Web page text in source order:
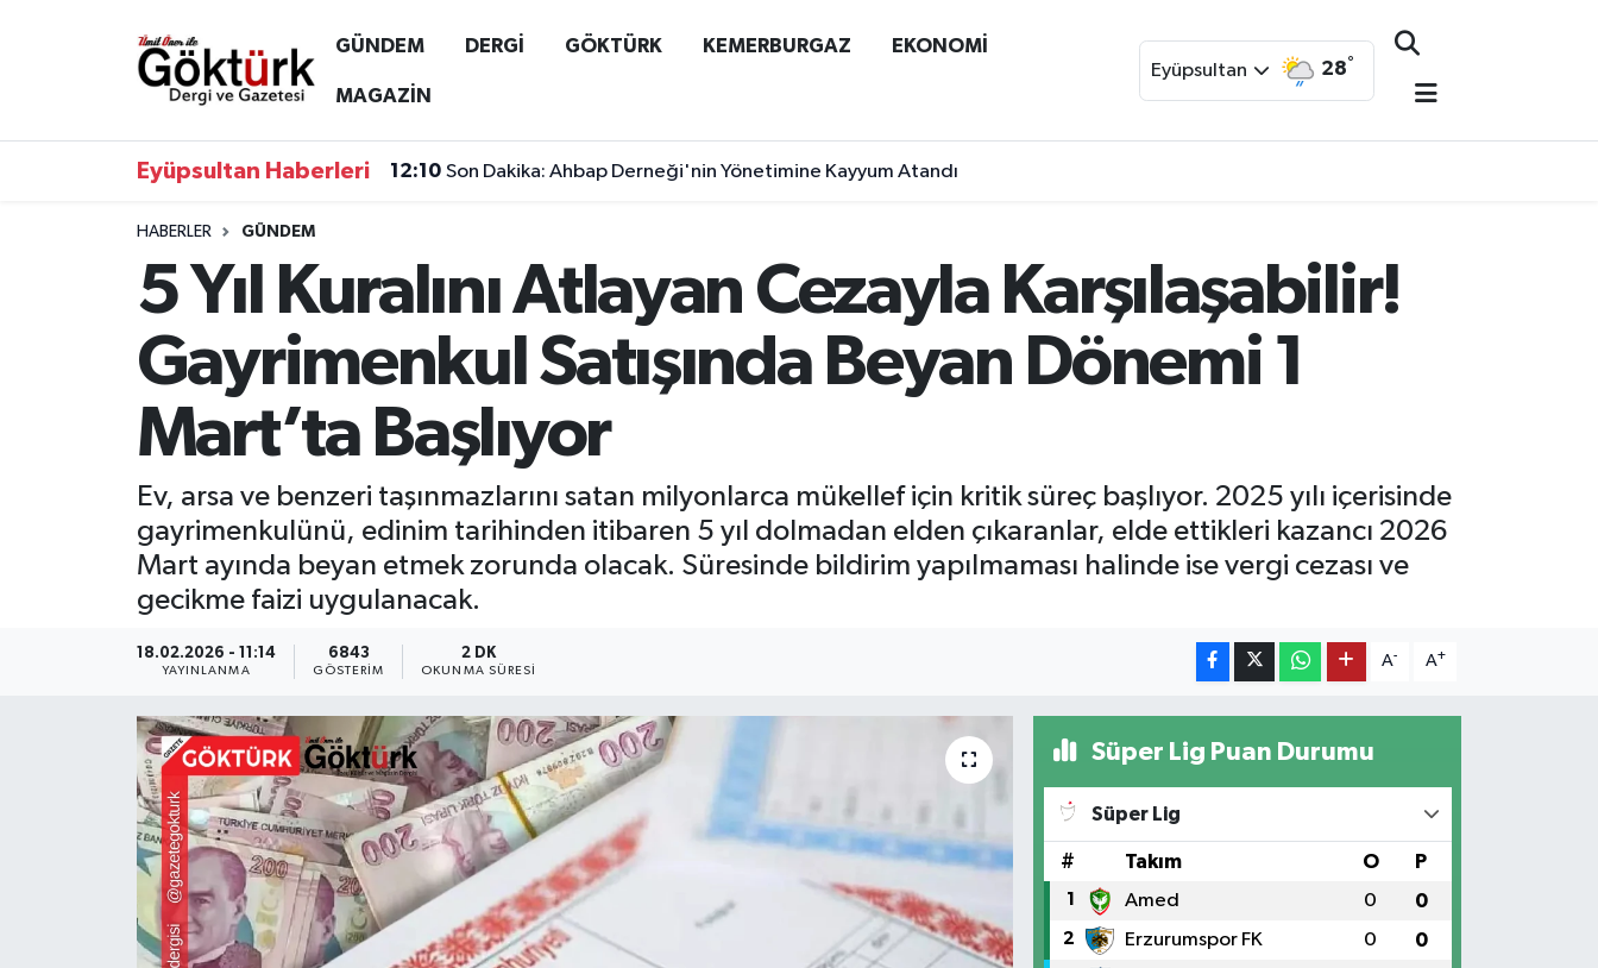
GÜNDEM DERGİ GÖKTÜRK KEMERBURGAZ EKONOMİ
MAGAZİN
Eyüpsultan 28°
Eyüpsultan Haberleri 12:10 Son Dakika: Ahbap Derneği'nin Yönetimine Kayyum Atandı
HABERLER GÜNDEM
5 Yıl Kuralını Atlayan Cezayla Karşılaşabilir!
Gayrimenkul Satışında Beyan Dönemi 1
Mart’ta Başlıyor
Ev, arsa ve benzeri taşınmazlarını satan milyonlarca mükellef için kritik süreç başlıyor. 2025 yılı içerisinde
gayrimenkulünü, edinim tarihinden itibaren 5 yıl dolmadan elden çıkaranlar, elde ettikleri kazancı 2026
Mart ayında beyan etmek zorunda olacak. Süresinde bildirim yapılmaması halinde ise vergi cezası ve
gecikme faizi uygulanacak.
18.02.2026 - 11:14
YAYINLANMA
6843
GÖSTERIM
2 DK
OKUNMA SÜRESI
A- A+
Süper Lig Puan Durumu
Süper Lig
# Takım O P
1 Amed 0 0
2 Erzurumspor FK 0 0
Anne Çocuk
GÖKTÜRK
KEMERBURGAZ
ÖZEL HABER
SAĞLIK
TEKNOLOJİ
Eyüpsultan Hava Durumu
Tüm Manşetler
Son Dakika Haberleri